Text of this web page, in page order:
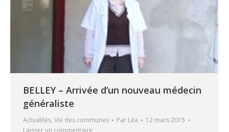
BELLEY – Arrivée d’un nouveau médecin
généraliste
Actualités, Vie des communes Par Léa
12 mars 2015